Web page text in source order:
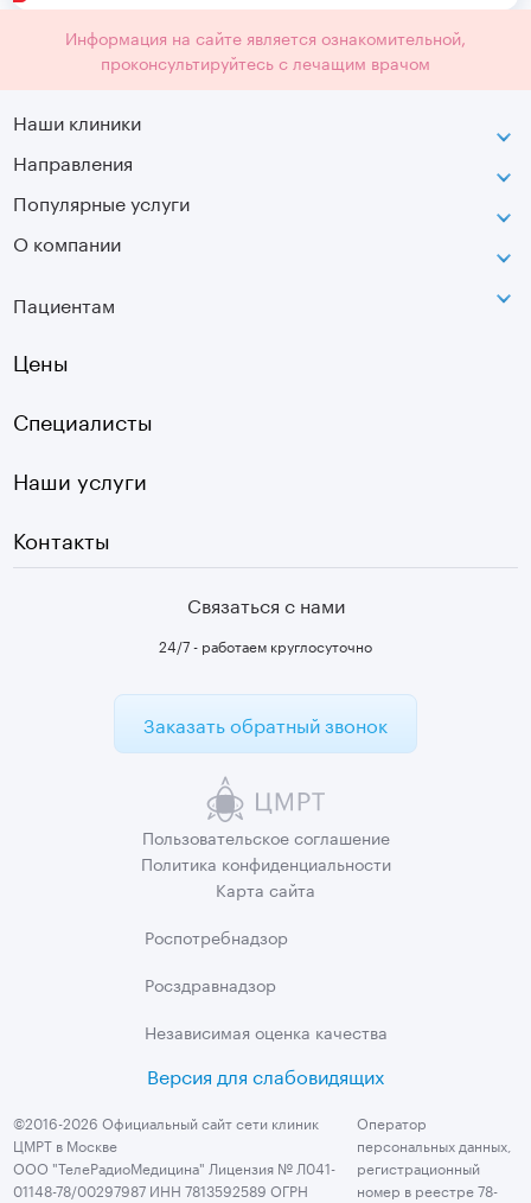
Информация на сайте является ознакомительной,
проконсультируйтесь с лечащим врачом
Наши клиники
ВДНХ
г. Москва, ул. Стромынка, д. 11
Направления
Неврология
Ортопедия-травматология
Популярные услуги
МРТ
УЗИ
Плазмотерапия суставов
О компании
Инфо
Пациентам
Первичный прием
Цены
Специалисты
Наши услуги
Контакты
Связаться с нами
24/7 - работаем круглосуточно
Заказать обратный звонок
Пользовательскоесоглашение
Политика конфиденциальности
Карта сайта
Роспотребнадзор
Росздравнадзор
Независимая оценка качества
Версия для слабовидящих
©2016-2026 Официальный сайт сети клиник
ЦМРТ в Москве
ООО "ТелеРадиоМедицина" Лицензия № Л041-
01148-78/00297987 ИНН 7813592589 ОГРН
Оператор
персональных данных,
регистрационный
номер в реестре 78-